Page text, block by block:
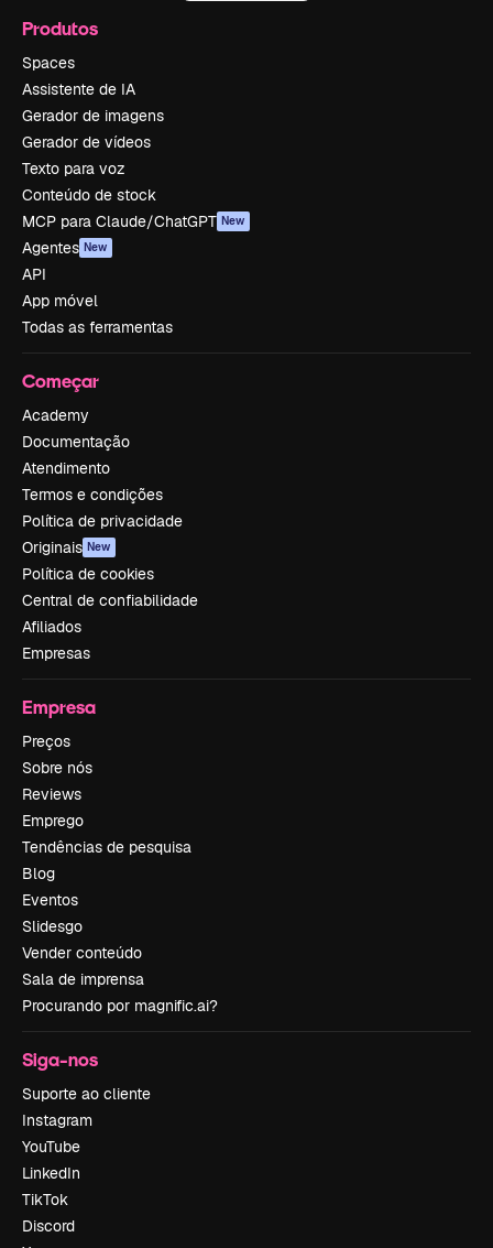
Produtos
Spaces
Assistente de IA
Gerador de imagens
Gerador de vídeos
Texto para voz
Conteúdo de stock
MCP para Claude/ChatGPT New
Agentes New
API
App móvel
Todas as ferramentas
Começar
Academy
Documentação
Atendimento
Termos e condições
Política de privacidade
Originais New
Política de cookies
Central de confiabilidade
Afiliados
Empresas
Empresa
Preços
Sobre nós
Reviews
Emprego
Tendências de pesquisa
Blog
Eventos
Slidesgo
Vender conteúdo
Sala de imprensa
Procurando por magnific.ai?
Siga-nos
Suporte ao cliente
Instagram
YouTube
LinkedIn
TikTok
Discord